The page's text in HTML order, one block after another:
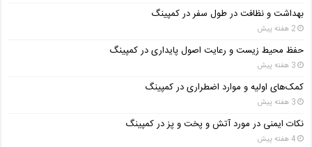
بهداشت و نظافت در طول سفر در کمپینگ
2 هفته پیش
حفظ محیط زیست و رعایت اصول پایداری در کمپینگ
3 هفته پیش
کمک‌های اولیه و موارد اضطراری در کمپینگ
3 هفته پیش
نکات ایمنی در مورد آتش و پخت و پز در کمپینگ
4 هفته پیش